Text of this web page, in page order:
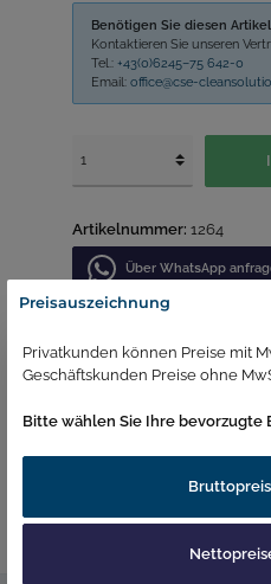
Benötigen Sie diesen
Kontaktieren Sie unseren
Tel.: +43(0)6245–75 642-0
Email: office@cse-
Artikelnummer: 1264
Über WhatѕApp
Membran (Art.Nr. 1265)
Preisauszeichnung
Privatkunden können Preise mit
Geschäftskunden Preise ohne
Bitte wählen Sie Ihre bevorzugte